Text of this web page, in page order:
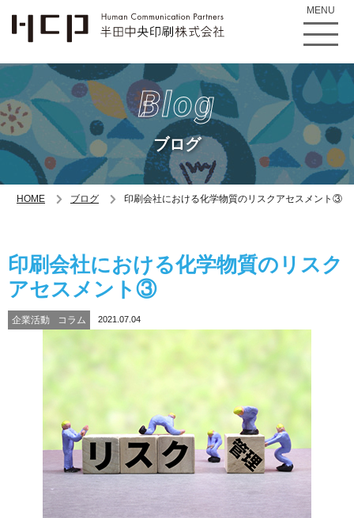
MENU
Blog
ブログ
HOME ブログ 印刷会社における化学物質のリスクアセスメント③
印刷会社における化学物質のリスク
アセスメント③
企業活動 コラム 2021.07.04